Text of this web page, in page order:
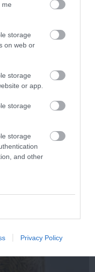
me
storage
on web or
storage
or app.
storage
storage
and other
Privacy Policy
Parasites From